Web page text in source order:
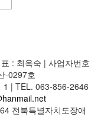
: 최옥숙 | 사업자번호
-0297호
1 | TEL. 063-856-2646
전북특별자치도장애